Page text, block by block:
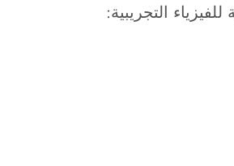
التجريبية: